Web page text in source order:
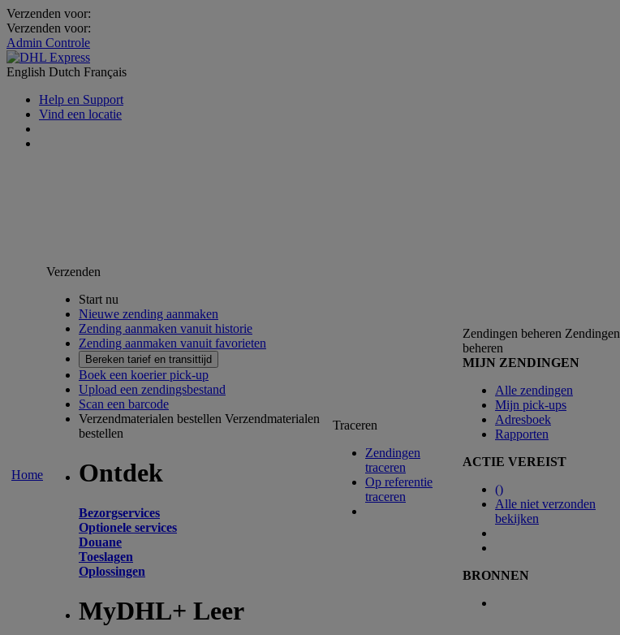
Verzenden voor:
Verzenden voor:
Admin Controle
English Dutch Français
Help en Support
Vind een locatie
Home
Verzenden
Start nu
Nieuwe zending aanmaken
Zending aanmaken vanuit historie
Zending aanmaken vanuit favorieten
Bereken tarief en transittijd
Boek een koerier pick-up
Upload een zendingsbestand
Scan een barcode
Verzendmaterialen bestellen Verzendmaterialen
bestellen
Ontdek
Bezorgservices
Optionele services
Douane
Toeslagen
Oplossingen
MyDHL+ Leer
Traceren
Zendingen
traceren
Op referentie
traceren
Zendingen beheren Zendingen
beheren
MIJN ZENDINGEN
Alle zendingen
Mijn pick-ups
Adresboek
Rapporten
ACTIE VEREIST
()
Alle niet verzonden
bekijken
BRONNEN